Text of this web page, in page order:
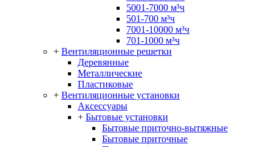
5001-7000 м³ч
501-700 м³ч
7001-10000 м³ч
701-1000 м³ч
+ Вентиляционные решетки
Деревянные
Металлические
Пластиковые
+ Вентиляционные установки
Аксессуары
+ Бытовые установки
Бытовые приточно-вытяжные
Бытовые приточные